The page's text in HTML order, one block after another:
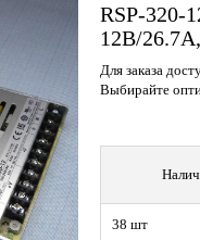
RSP-320-
12В/
Для заказа
Выбирайте
38 шт